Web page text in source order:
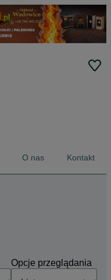
O nas Kontakt
Opcje przeglądania